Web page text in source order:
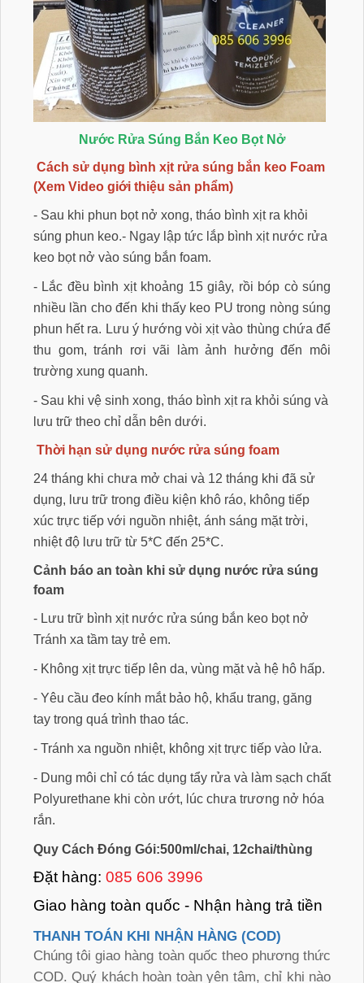
Nước Rửa Súng Bắn Keo Bọt Nở
Cách sử dụng bình xịt rửa súng bắn keo Foam
(Xem Video giới thiệu sản phẩm)
- Sau khi phun bọt nở xong, tháo bình xịt ra khỏi
súng phun keo.- Ngay lập tức lắp bình xịt nước rửa
keo bọt nở vào súng bắn foam.
- Lắc đều bình xịt khoảng 15 giây, rồi bóp cò súng
nhiều lần cho đến khi thấy keo PU trong nòng súng
phun hết ra. Lưu ý hướng vòi xịt vào thùng chứa để
thu gom, tránh rơi vãi làm ảnh hưởng đến môi
trường xung quanh.
- Sau khi vệ sinh xong, tháo bình xịt ra khỏi súng và
lưu trữ theo chỉ dẫn bên dưới.
Thời hạn sử dụng nước rửa súng foam
24 tháng khi chưa mở chai và 12 tháng khi đã sử
dụng, lưu trữ trong điều kiện khô ráo, không tiếp
xúc trực tiếp với nguồn nhiệt, ánh sáng mặt trời,
nhiệt độ lưu trữ từ 5*C đến 25*C.
Cảnh báo an toàn khi sử dụng nước rửa súng
foam
- Lưu trữ bình xịt nước rửa súng bắn keo bọt nở
Tránh xa tầm tay trẻ em.
- Không xịt trực tiếp lên da, vùng mặt và hệ hô hấp.
- Yêu cầu đeo kính mắt bảo hộ, khẩu trang, găng
tay trong quá trình thao tác.
- Tránh xa nguồn nhiệt, không xịt trực tiếp vào lửa.
- Dung môi chỉ có tác dụng tẩy rửa và làm sạch chất
Polyurethane khi còn ướt, lúc chưa trương nở hóa
rắn.
Quy Cách Đóng Gói:500ml/chai, 12chai/thùng
Đặt hàng: 085 606 3996
Giao hàng toàn quốc - Nhận hàng trả tiền
THANH TOÁN KHI NHẬN HÀNG (COD)
Chúng tôi giao hàng toàn quốc theo phương thức
COD. Quý khách hoàn toàn yên tâm, chỉ khi nào